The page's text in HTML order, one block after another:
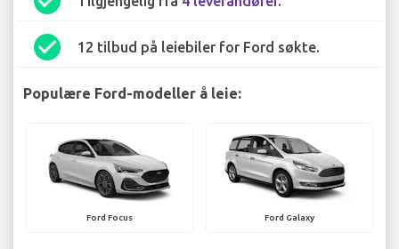
check_circle 12 tilbud på leiebiler for Ford søkte.
Populære Ford-modeller å leie:
Ford Focus Ford Galaxy